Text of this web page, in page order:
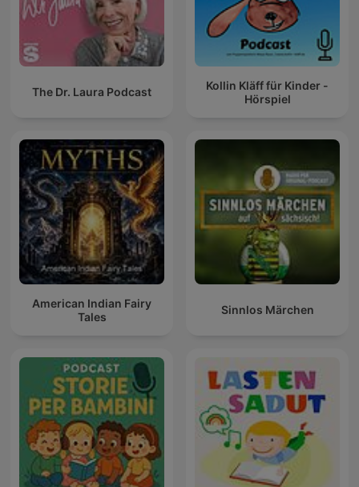
The Dr. Laura Podcast
Kollin Kläff für Kinder -
Hörspiel
American Indian Fairy
Tales
Sinnlos Märchen